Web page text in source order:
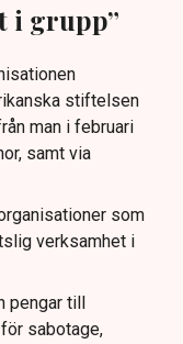
i grupp”
stiftelsen
man i februari
samt via
som
verksamhet i
till
sabotage,